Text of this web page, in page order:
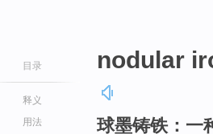
目录
释义
用法
nodular
球墨铸铁：一